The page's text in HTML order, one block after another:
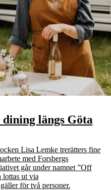
längs Göta
Lisa Lemke trerätters fine
med Forsbergs
går under namnet ”Off
ut via
för två personer.